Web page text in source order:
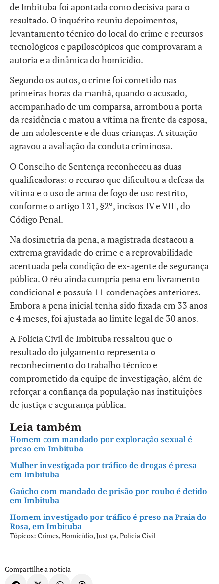
de Imbituba foi apontada como decisiva para o
resultado. O inquérito reuniu depoimentos,
levantamento técnico do local do crime e recursos
tecnológicos e papiloscópicos que comprovaram a
autoria e a dinâmica do homicídio.
Segundo os autos, o crime foi cometido nas
primeiras horas da manhã, quando o acusado,
acompanhado de um comparsa, arrombou a porta
da residência e matou a vítima na frente da esposa,
de um adolescente e de duas crianças. A situação
agravou a avaliação da conduta criminosa.
O Conselho de Sentença reconheceu as duas
qualificadoras: o recurso que dificultou a defesa da
vítima e o uso de arma de fogo de uso restrito,
conforme o artigo 121, §2º, incisos IV e VIII, do
Código Penal.
Na dosimetria da pena, a magistrada destacou a
extrema gravidade do crime e a reprovabilidade
acentuada pela condição de ex-agente de segurança
pública. O réu ainda cumpria pena em livramento
condicional e possuía 11 condenações anteriores.
Embora a pena inicial tenha sido fixada em 33 anos
e 4 meses, foi ajustada ao limite legal de 30 anos.
A Polícia Civil de Imbituba ressaltou que o
resultado do julgamento representa o
reconhecimento do trabalho técnico e
comprometido da equipe de investigação, além de
reforçar a confiança da população nas instituições
de justiça e segurança pública.
Leia também
Homem com mandado por exploração sexual é
preso em Imbituba
Mulher investigada por tráfico de drogas é presa
em Imbituba
Gaúcho com mandado de prisão por roubo é detido
em Imbituba
Homem investigado por tráfico é preso na Praia do
Rosa, em Imbituba
Tópicos: Crimes,Homicídio,Justiça,Polícia Civil
Compartilhe a notícia